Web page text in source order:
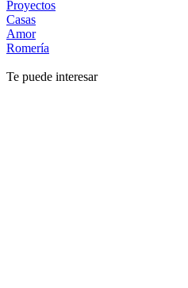
Proyectos
Casas
Amor
Romería
Te puede interesar